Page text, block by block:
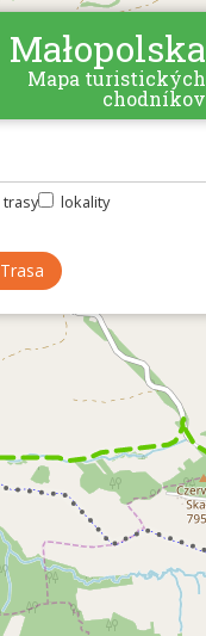
Małopolska
Mapa turistických
chodníkov
trasy lokality
Trasa